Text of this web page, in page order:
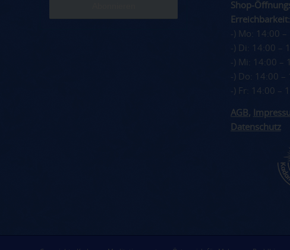
Shop-
Erreichbarkeit:
-) Mo: 14:00
-) Di: 14:00 –
-) Mi: 14:00 –
-) Do: 14:00 –
-) Fr: 14:00 –
AGB ,
Datenschutz